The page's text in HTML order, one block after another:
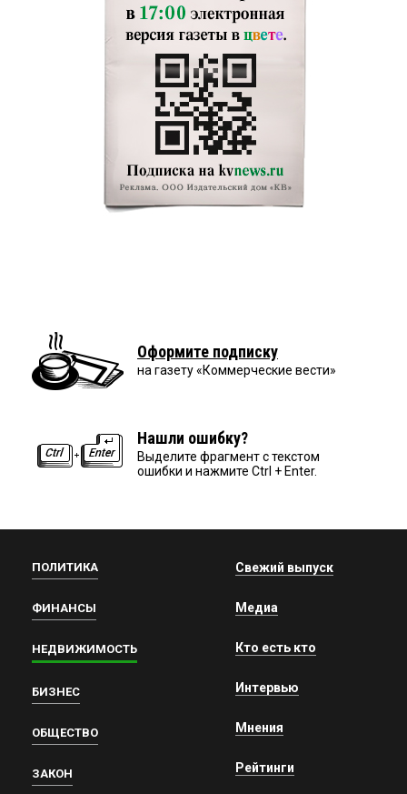
Оформите подписку
на газету «Коммерческие вести»
Нашли ошибку?
Выделите фрагмент с текстом
ошибки и нажмите Ctrl + Enter.
ПОЛИТИКА
ФИНАНСЫ
НЕДВИЖИМОСТЬ
БИЗНЕС
ОБЩЕСТВО
ЗАКОН
Свежий выпуск
Медиа
Кто есть кто
Интервью
Мнения
Рейтинги